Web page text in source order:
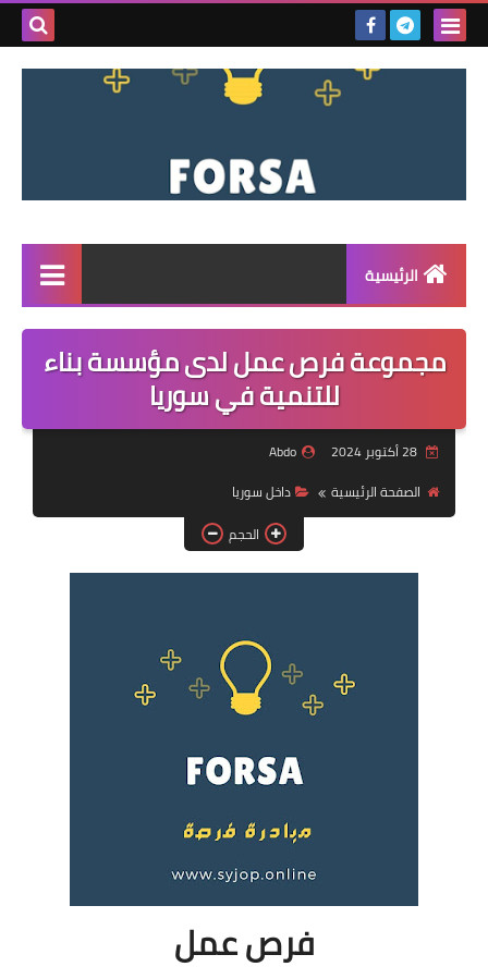
بحث
الرئيسية
القائمة
مناقصات
فرص عمل داخل سوريا
فرص عمل في العراق
فرص عمل في اليمن
دورات تدريبية
مجموعة فرص عمل لدى مؤسسة بناء
للتنمية في سوريا
28 أكتوبر 2024
Abdo
الصفحة الرئيسية
داخل سوريا
الحجم
فرص عمل